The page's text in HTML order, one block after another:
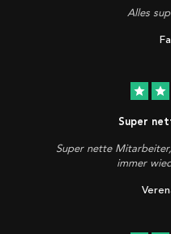
Alles
star star
Super
Super nette
immer